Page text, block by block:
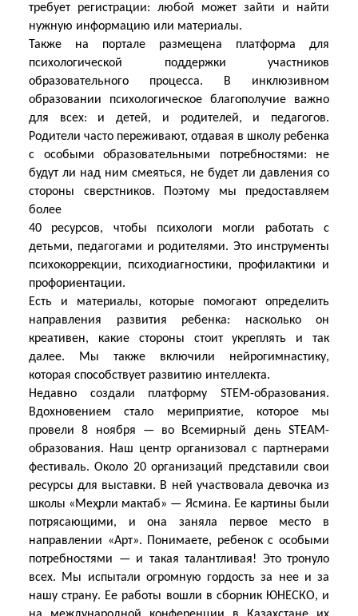
требует регистрации: любой может зайти и найти
нужную информацию или материалы.
Также на портале размещена платформа для
психологической поддержки участников
образовательного процесса. В инклюзивном
образовании психологическое благополучие важно
для всех: и детей, и родителей, и педагогов.
Родители часто переживают, отдавая в школу ребенка
с особыми образовательными потребностями: не
будут ли над ним смеяться, не будет ли давления со
стороны сверстников. Поэтому мы предоставляем
более
40 ресурсов, чтобы психологи могли работать с
детьми, педагогами и родителями. Это инструменты
психокоррекции, психодиагностики, профилактики и
профориентации.
Есть и материалы, которые помогают определить
направления развития ребенка: насколько он
креативен, какие стороны стоит укреплять и так
далее. Мы также включили нейрогимнастику,
которая способствует развитию интеллекта.
Недавно создали платформу STEM-образования.
Вдохновением стало мериприятие, которое мы
провели 8 ноября — во Всемирный день STEАM-
образования. Наш центр организовал с партнерами
фестиваль. Около 20 организаций представили свои
ресурсы для выставки. В ней участвовала девочка из
школы «Меҳрли мактаб» — Ясмина. Ее картины были
потрясающими, и она заняла первое место в
направлении «Арт». Понимаете, ребенок с особыми
потребностями — и такая талантливая! Это тронуло
всех. Мы испытали огромную гордость за нее и за
нашу страну. Ее работы вошли в сборник ЮНЕСКО, и